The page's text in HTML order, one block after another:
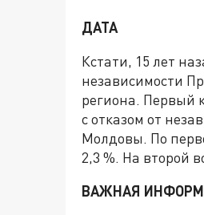
ДАТА
Кстати, 15 лет
независимости
региона. Первый
с отказом от
Молдовы. По
2,3 %. На второй
ВАЖНАЯ